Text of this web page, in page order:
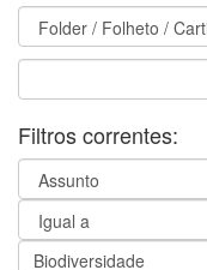
Filtros correntes: